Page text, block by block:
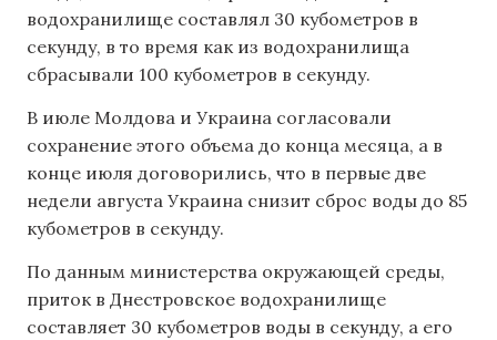
водохранилище составлял 30 кубометров в
секунду, в то время как из водохранилища
сбрасывали 100 кубометров в секунду.
В июле Молдова и Украина согласовали
сохранение этого объема до конца месяца, а в
конце июля договорились, что в первые две
недели августа Украина снизит сброс воды до 85
кубометров в секунду.
По данным министерства окружающей среды,
приток в Днестровское водохранилище
составляет 30 кубометров воды в секунду, а его